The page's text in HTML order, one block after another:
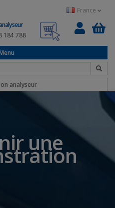
France
184 788
0
analyseur
une